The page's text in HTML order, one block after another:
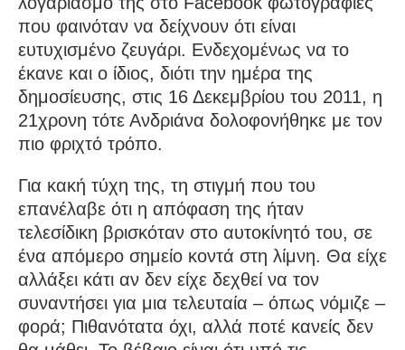
που φαινόταν να δείχνουν ότι είναι
ευτυχισμένο ζευγάρι. Ενδεχομένως να το
έκανε και ο ίδιος, διότι την ημέρα της
δημοσίευσης, στις 16 Δεκεμβρίου του 2011, η
21χρονη τότε Ανδριάνα δολοφονήθηκε με τον
πιο φριχτό τρόπο.
Για κακή τύχη της, τη στιγμή που του
επανέλαβε ότι η απόφαση της ήταν
τελεσίδικη βρισκόταν στο αυτοκίνητό του, σε
ένα απόμερο σημείο κοντά στη λίμνη. Θα είχε
αλλάξει κάτι αν δεν είχε δεχθεί να τον
συναντήσει για μια τελευταία – όπως νόμιζε –
φορά; Πιθανότατα όχι, αλλά ποτέ κανείς δεν